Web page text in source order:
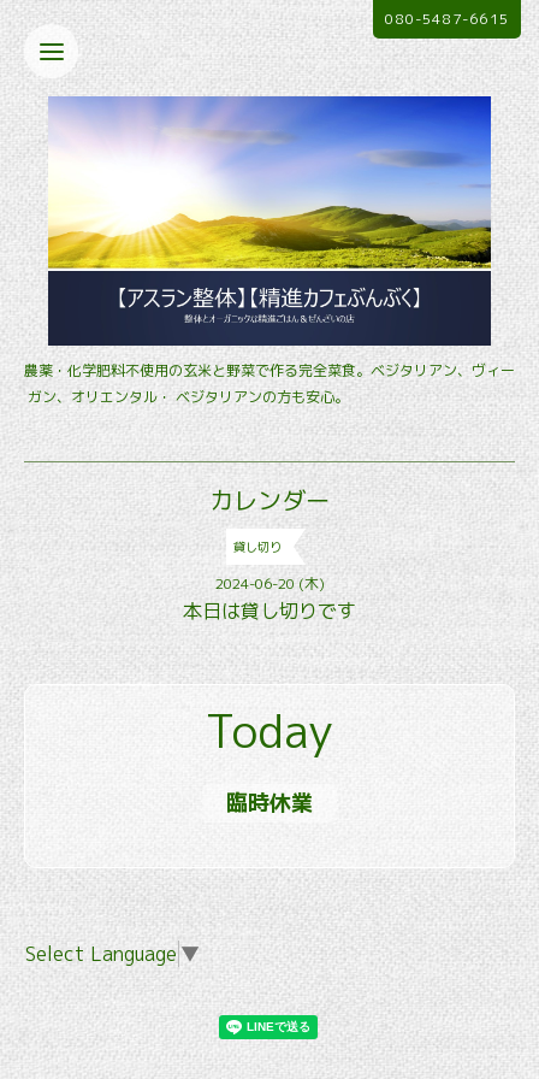
農薬・化学肥料不使用の玄米と野菜で作る完全菜食。ベジタリアン、ヴィー
ガン、オリエンタル・ ベジタリアンの方も安心。
080-5487-6615
カレンダー
貸し切り
2024-06-20 (木)
本日は貸し切りです
Today
臨時休業
Select Language ▼